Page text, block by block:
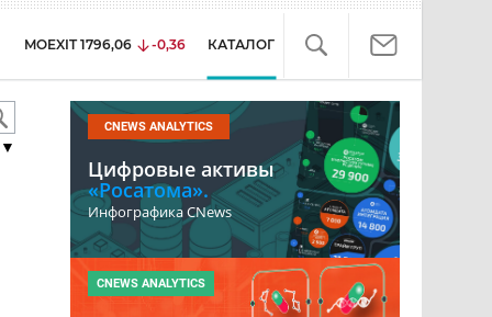
MOEXIT 1796,06 -0,36 КАТАЛОГ
CNEWS ANALYTICS
Цифровые активы
«Росатома».
Инфографика CNews
CNEWS ANALYTICS